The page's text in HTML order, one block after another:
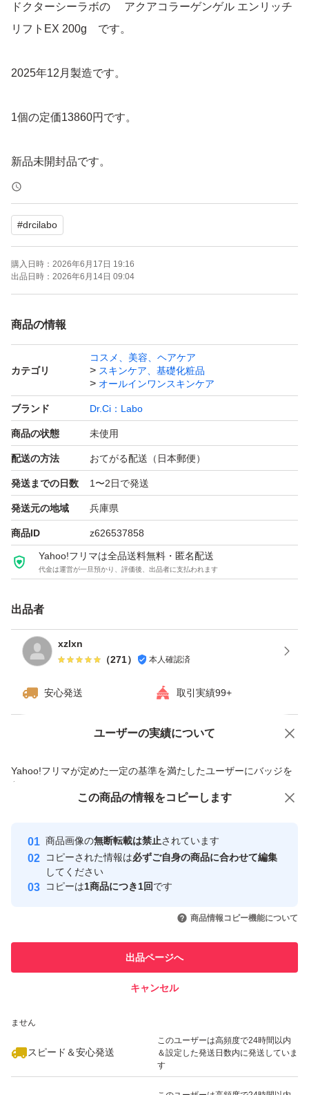
ドクターシーラボの アクアコラーゲンゲル エンリッチ
リフトEX 200g です。
2025年12月製造です。
1個の定価13860円です。
#drcilabo
購入日時： 2026年6月17日 19:16
出品日時： 2026年6月14日 09:04
商品の情報
カテゴリ
コスメ、美容、ヘアケア
スキンケア、基礎化粧品
オールインワンスキンケア
ブランド Dr.Ci：Labo
商品の状態 未使用
配送の方法 おてがる配送（日本郵便）
発送までの日数 1〜2日で発送
発送元の地域 兵庫県
商品ID z626537858
Yahoo!フリマは全品送料無料・匿名配送
代金は運営が一旦預かり、評価後、出品者に支払われます
出品者
xzlxn
（271） 本人確認済
安心発送 取引実績99+
ユーザーの実績について
Yahoo!フリマが定めた一定の基準を満たしたユーザーにバッジを
付与しています
安心取引出品者
心・安全なユーザーです
取引実績
引を完了させた実績があります
での取引実績があります
ません
スピード＆安心発送
このユーザーは高頻度で24時間以内
＆設定した発送日数内に発送していま
す
価格の相談 商品への質問
この商品の情報をコピーします
商品画像の無断転載は禁止されています
コピーされた情報は必ずご自身の商品に合わせて編集
してください
コピーは1商品につき1回です
商品情報コピー機能について
出品ページへ
キャンセル
この商品をみている人にオススメ